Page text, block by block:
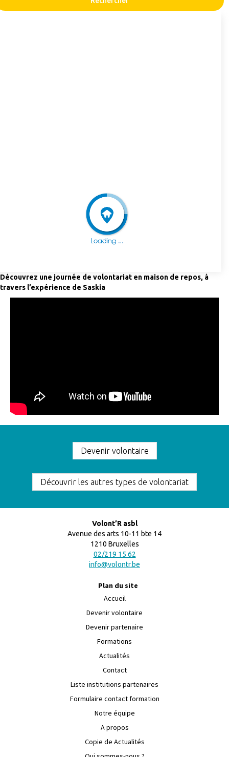
Découvrez une journée de volontariat en maison de repos, à
travers l’expérience de Saskia
Devenir volontaire
Découvrir les autres types de volontariat
Volont’R asbl
Avenue des arts 10-11 bte 14
1210 Bruxelles
02/219 15 62
info@volontr.be
Plan du site
Accueil
Devenir volontaire
Devenir partenaire
Formations
Actualités
Contact
Liste institutions partenaires
Formulaire contact formation
Notre équipe
A propos
Copie de Actualités